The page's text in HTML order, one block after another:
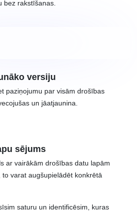
bez rakstīšanas.
versiju
paziņojumu par visām drošības
un jāatjaunina.
sējums
ar vairākām drošības datu lapām
varat augšupielādēt konkrētā
saturu un identificēsim, kuras